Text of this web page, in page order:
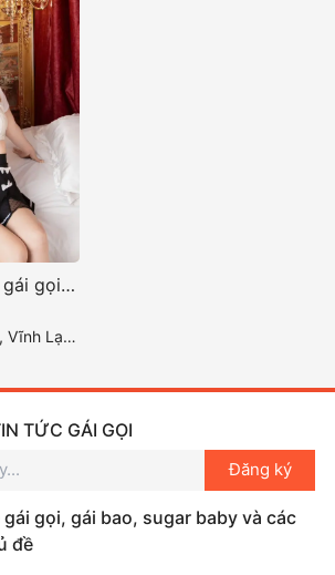
Ngọc Hân một cô gái gọi rạch giá xinh xắn vẻ đẹp ngọt ngào
Kiên Giang
TỨC GÁI GỌI
Đăng ký
gọi, gái bao, sugar baby và các
đề